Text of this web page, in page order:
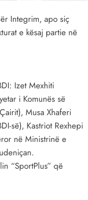
Integrim, apo siç
e kësaj partie në
Izet Mexhiti
i Komunës së
Musa Xhaferi
së), Kastriot Rexhepi
në Ministrinë e
“SportPlus” që